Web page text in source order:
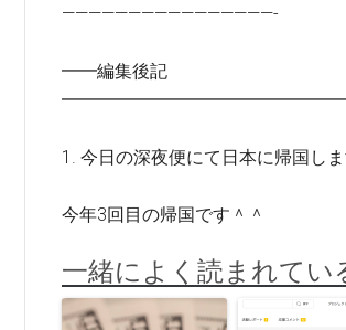
————————————————-
━━編集後記
1. 今日の深夜便にて日本に帰国しま
今年3回目の帰国です＾＾
一緒によく読まれてい